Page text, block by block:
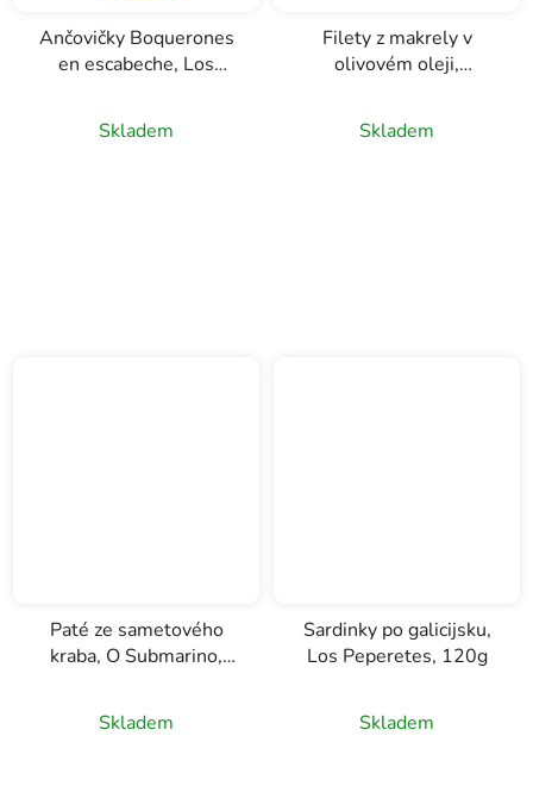
Ančovičky Boquerones
en escabeche, Los
Skladem
Filety z makrely v
olivovém oleji,
Cambados, 115g
Skladem
Paté ze sametového
kraba, O Submarino,
Skladem
Sardinky po galicijsku,
Los Peperetes, 120g
Skladem